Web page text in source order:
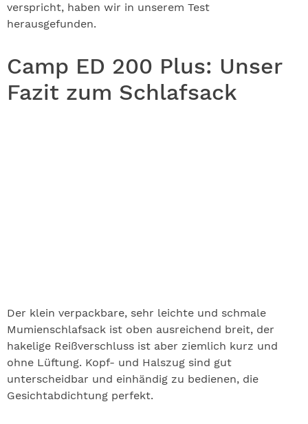
verspricht, haben wir in unserem Test
herausgefunden.
Camp ED 200 Plus: Unser
Fazit zum Schlafsack
Der klein verpackbare, sehr leichte und schmale
Mumienschlafsack ist oben ausreichend breit, der
hakelige Reißverschluss ist aber ziemlich kurz und
ohne Lüftung. Kopf- und Halszug sind gut
unterscheidbar und einhändig zu bedienen, die
Gesichtabdichtung perfekt.